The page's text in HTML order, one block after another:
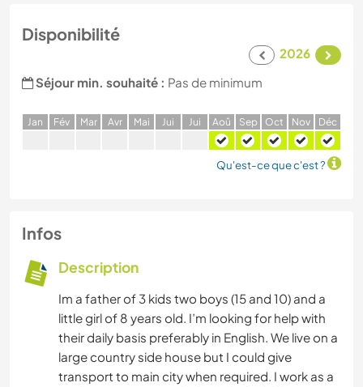
Disponibilité
2026
Séjour min. souhaité : Pas de minimum
Jan Fév Mar Avr Mai Jui Jui Aoû Sep Oct Nov Déc
Qu'est-ce que c'est ?
Infos
Description
Im a father of 3 kids two boys (15 and 10) and a
little girl of 8 years old. I’m looking for help with
their daily basis preferably in English. We live on a
large country side house but I could give
transport to main city when required. I work as a